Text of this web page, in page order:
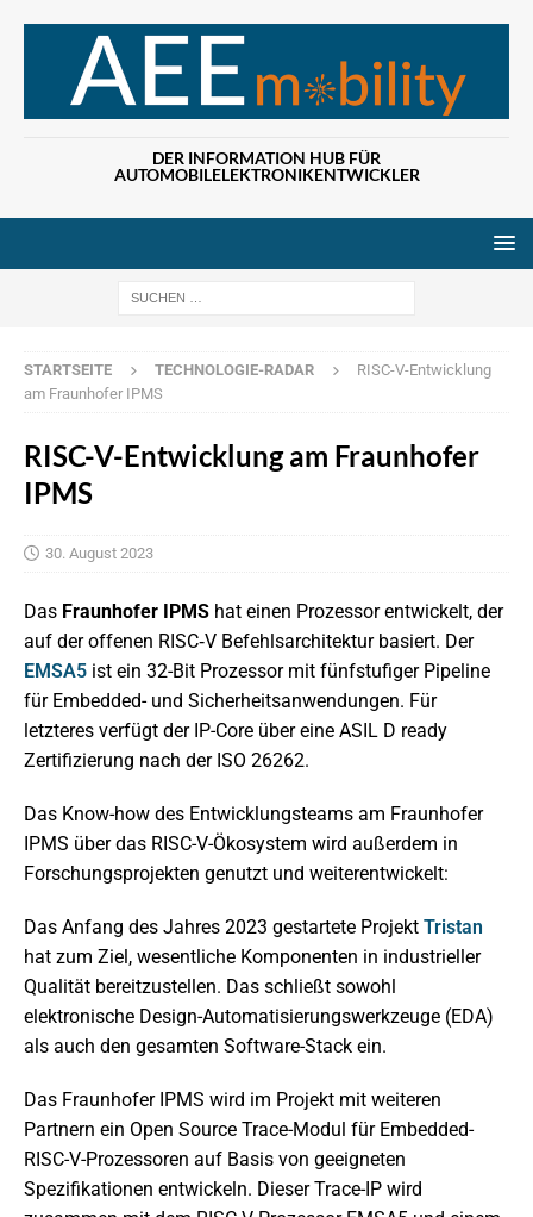
DER INFORMATION HUB FÜR
AUTOMOBILELEKTRONIKENTWICKLER
STARTSEITE TECHNOLOGIE-RADAR
RISC-V-Entwicklung
am Fraunhofer IPMS
RISC-V-Entwicklung am Fraunhofer
IPMS
30. August 2023
Das Fraunhofer IPMS hat einen Prozessor entwickelt, der
auf der offenen RISC‑V Befehlsarchitektur basiert. Der
EMSA5 ist ein 32-Bit Prozessor mit fünfstufiger Pipeline
für Embedded- und Sicherheitsanwendungen. Für
letzteres verfügt der IP-Core über eine ASIL D ready
Zertifizierung nach der ISO 26262.
Das Know-how des Entwicklungsteams am Fraunhofer
IPMS über das RISC-V-Ökosystem wird außerdem in
Forschungsprojekten genutzt und weiterentwickelt:
Das Anfang des Jahres 2023 gestartete Projekt Tristan
hat zum Ziel, wesentliche Komponenten in industrieller
Qualität bereitzustellen. Das schließt sowohl
elektronische Design-Automatisierungswerkzeuge (EDA)
als auch den gesamten Software-Stack ein.
Das Fraunhofer IPMS wird im Projekt mit weiteren
Partnern ein Open Source Trace-Modul für Embedded-
RISC-V-Prozessoren auf Basis von geeigneten
Spezifikationen entwickeln. Dieser Trace-IP wird